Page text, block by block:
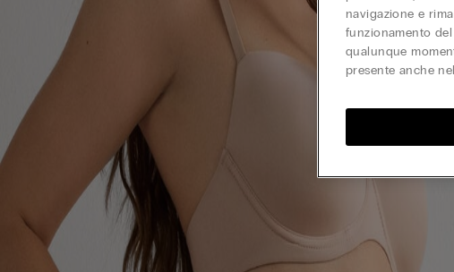
navigazione e
funzionamento
qualunque
presente anche